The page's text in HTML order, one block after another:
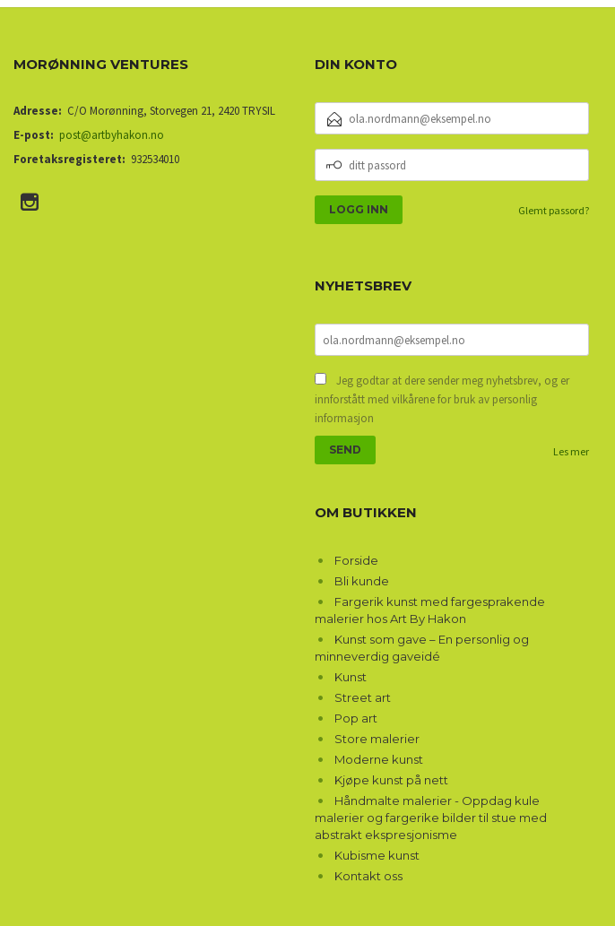
MORØNNING VENTURES
Adresse: C/O Morønning, Storvegen 21, 2420 TRYSIL
E-post: post@artbyhakon.no
Foretaksregisteret: 932534010
DIN KONTO
POSTADRESSE
PASSORD
Glemt passord?
NYHETSBREV
Jeg godtar at dere sender meg nyhetsbrev, og er
innforstått med vilkårene for bruk av personlig
informasjon
Les mer
OM BUTIKKEN
Forside
Bli kunde
Fargerik kunst med fargesprakende
malerier hos Art By Hakon
Kunst som gave – En personlig og
minneverdig gaveidé
Kunst
Street art
Pop art
Store malerier
Moderne kunst
Kjøpe kunst på nett
Håndmalte malerier - Oppdag kule
malerier og fargerike bilder til stue med
abstrakt ekspresjonisme
Kubisme kunst
Kontakt oss